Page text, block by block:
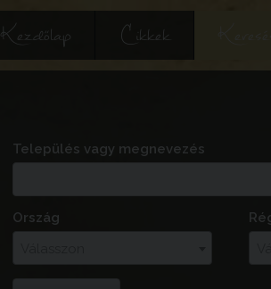
Kezdőlap Cikkek
Település vagy megnevezés
Ország